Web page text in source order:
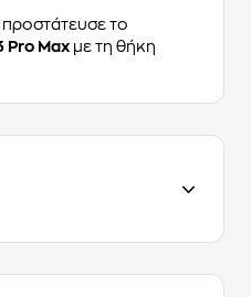
το
Pro Max με τη θήκη